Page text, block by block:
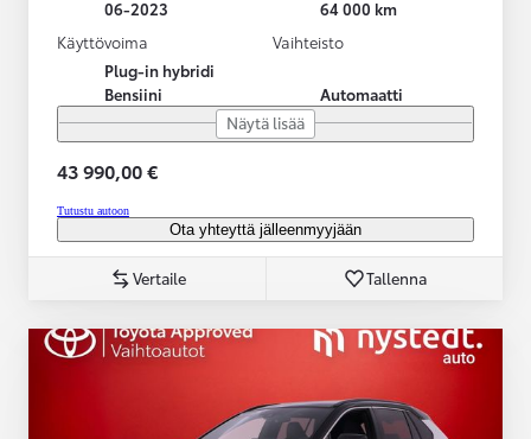
06-2023
64 000 km
Käyttövoima
Plug-in hybridi
Bensiini
Vaihteisto
Automaatti
Näytä lisää
43 990,00 €
Tutustu autoon
Ota yhteyttä jälleenmyyjään
Vertaile Tallenna